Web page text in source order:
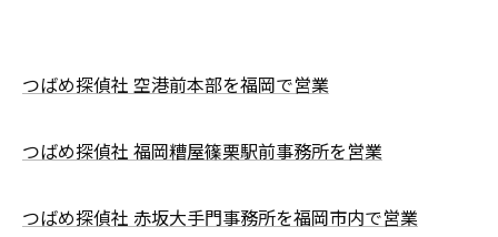
つばめ探偵社 空港前本部を福岡で営業
つばめ探偵社 福岡糟屋篠栗駅前事務所を営業
つばめ探偵社 赤坂大手門事務所を福岡市内で営業